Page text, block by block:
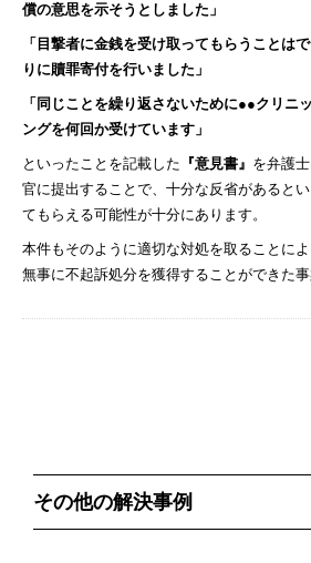
償の意思を示そうとしました」
「目撃者に金銭を受け取ってもらうことは
りに贖罪寄付を行いました」
「同じことを繰り返さないために●●クリニ
ングを何回か受けています」
といったことを記載した 『意見書』 を弁護
官に提出することで、十分な反省があると
てもらえる可能性が十分にあります。
本件もそのように適切な対処を取ることに
無事に不起訴処分を獲得することができた事
その他の解決事例